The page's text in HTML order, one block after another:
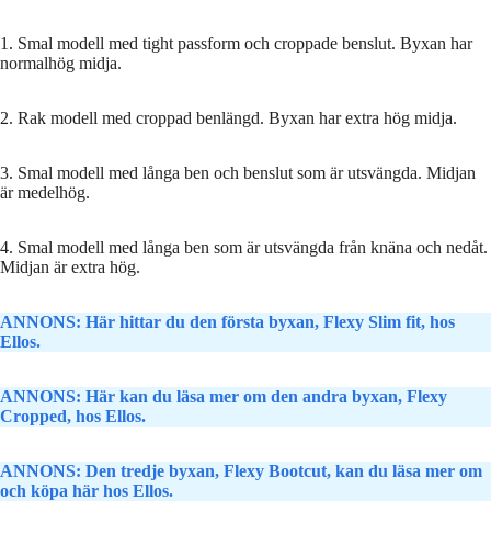
1. Smal modell med tight passform och croppade benslut. Byxan har
normalhög midja.
2. Rak modell med croppad benlängd. Byxan har extra hög midja.
3. Smal modell med långa ben och benslut som är utsvängda. Midjan
är medelhög.
4. Smal modell med långa ben som är utsvängda från knäna och nedåt.
Midjan är extra hög.
ANNONS: Här hittar du den första byxan, Flexy Slim fit, hos
Ellos.
ANNONS: Här kan du läsa mer om den andra byxan, Flexy
Cropped, hos Ellos.
ANNONS: Den tredje byxan, Flexy Bootcut, kan du läsa mer om
och köpa här hos Ellos.